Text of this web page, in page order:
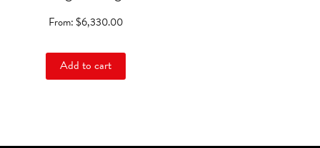
From:$6,330.00
Add to cart
product
page